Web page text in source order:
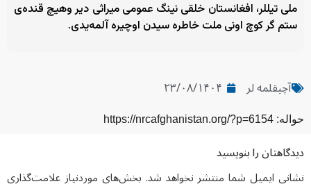
ملی تیللر، افغانستان خلقی نینگ عمومی میراثی دیر وهیچ قنده‌ی
ستم گر کوچ اونی ملت خاطره سیدن اوچیره آلمه‌یدی.
آچیقلمه لر ۲۳/۰۸/۱۴۰۴
حواله: https://nrcafghanistan.org/?p=6154
دیدگاهتان را بنویسید
نشانی ایمیل شما منتشر نخواهد شد. بخش‌های موردنیاز علامت‌گذاری